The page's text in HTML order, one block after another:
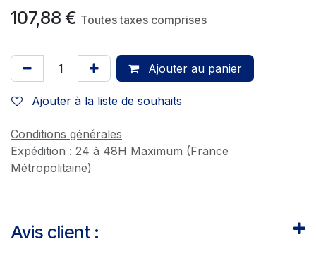
107,88 € Toutes taxes comprises
Ajouter au panier
Ajouter à la liste de souhaits
Conditions générales
Expédition : 24 à 48H Maximum (France
Métropolitaine)
Avis client :